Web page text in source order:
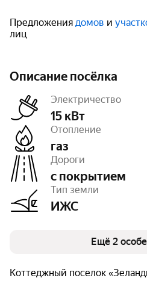
Предложения домов и
лиц
Описание посёлка
Электричество
15 кВт
Отопление
газ
Дороги
с покрытием
Тип земли
ИЖС
Число объектов
Очереди
Ещё 2
Коттеджный поселок «Зеландия» — это уникальное